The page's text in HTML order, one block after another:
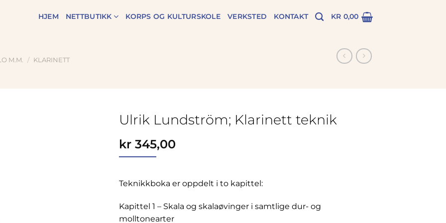
HJEM NETTBUTIKK KORPS OG KULTURSKOLE VERKSTED KONTAKT KR 0,00
M.M. / KLARINETT
Ulrik Lundström; Klarinett teknik
kr 345,00
Teknikkboka er oppdelt i to kapittel:
Kapittel 1 – Skala og skalaøvinger i samtlige dur- og
molltonearter